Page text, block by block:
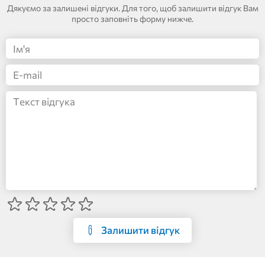
Дякуємо за залишені відгуки. Для того, щоб залишити відгук Вам
просто заповніть форму нижче.
Залишити відгук